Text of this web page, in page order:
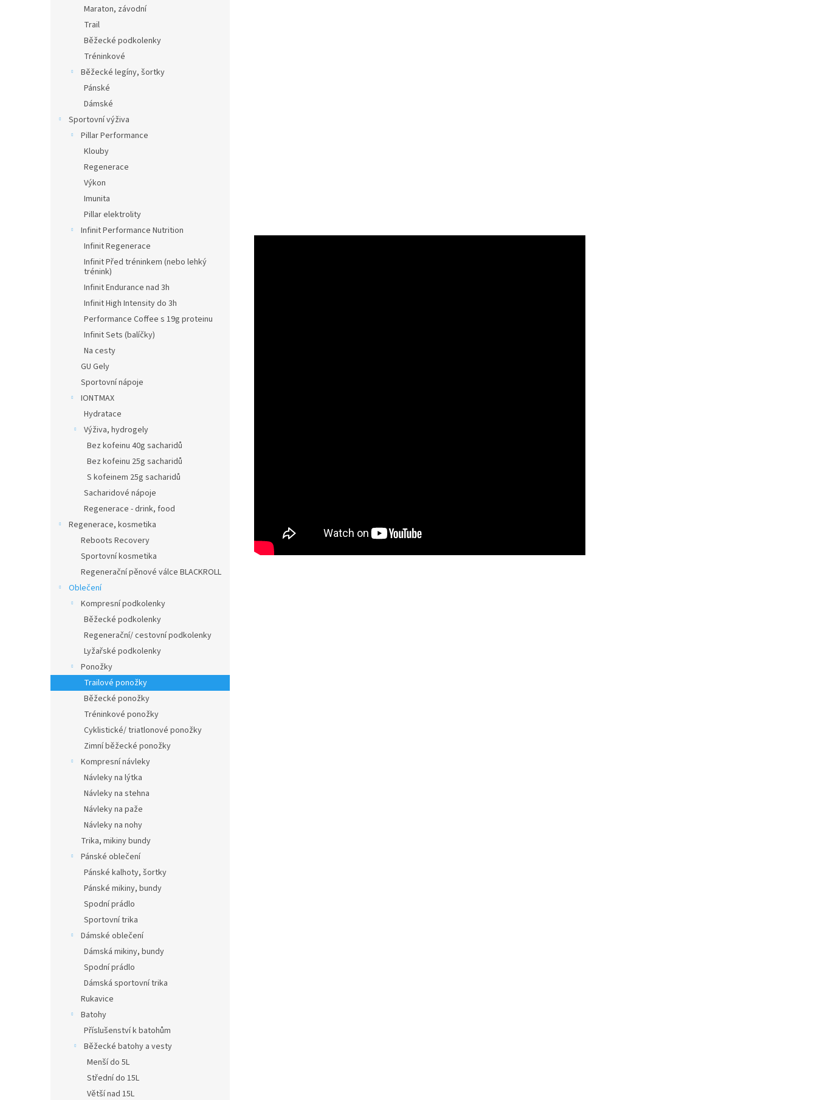
Maraton, závodní
Trail
Běžecké podkolenky
Tréninkové
Běžecké legíny, šortky
Pánské
Dámské
Sportovní výživa
Pillar Performance
Klouby
Regenerace
Výkon
Imunita
Pillar elektrolity
Infinit Performance Nutrition
Infinit Regenerace
Infinit Před tréninkem (nebo lehký
trénink)
Infinit Endurance nad 3h
Infinit High Intensity do 3h
Performance Coffee s 19g proteinu
Infinit Sets (balíčky)
Na cesty
GU Gely
Sportovní nápoje
IONTMAX
Hydratace
Výživa, hydrogely
Bez kofeinu 40g sacharidů
Bez kofeinu 25g sacharidů
S kofeinem 25g sacharidů
Sacharidové nápoje
Regenerace - drink, food
Regenerace, kosmetika
Reboots Recovery
Sportovní kosmetika
Regenerační pěnové válce BLACKROLL
Oblečení
Kompresní podkolenky
Běžecké podkolenky
Regenerační/ cestovní podkolenky
Lyžařské podkolenky
Ponožky
Trailové ponožky
Běžecké ponožky
Tréninkové ponožky
Cyklistické/ triatlonové ponožky
Zimní běžecké ponožky
Kompresní návleky
Návleky na lýtka
Návleky na stehna
Návleky na paže
Návleky na nohy
Trika, mikiny bundy
Pánské oblečení
Pánské kalhoty, šortky
Pánské mikiny, bundy
Spodní prádlo
Sportovní trika
Dámské oblečení
Dámská mikiny, bundy
Spodní prádlo
Dámská sportovní trika
Rukavice
Batohy
Příslušenství k batohům
Běžecké batohy a vesty
Menší do 5L
Střední do 15L
Větší nad 15L